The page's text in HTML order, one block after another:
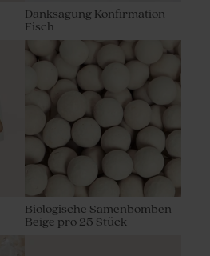
Danksagung Konfirmation
Fisch
Biologische Samenbomben
Beige pro 25 Stück